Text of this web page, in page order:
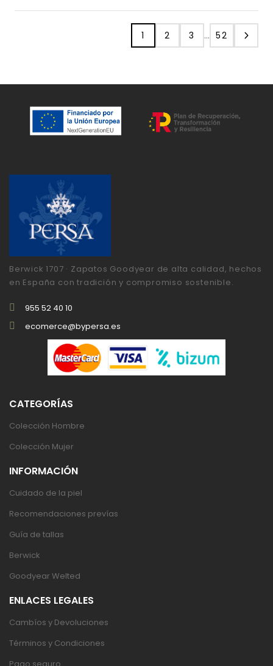
1 2 3 … 52
Berwick 1707 · Zapatos Goodyear de alta calidad, hechos
en España con tradición y compromiso sostenible.
955 52 40 10
ecomerce@bypersa.es
CATEGORÍAS
Colección Hombre
Colección Mujer
INFORMACIÓN
Cuidado de la piel
Recomendaciones prevías
Guía de tallas
Berwick
Goodyear Welted
ENLACES LEGALES
Cambíos y Devoluciones
Términos y Condiciones